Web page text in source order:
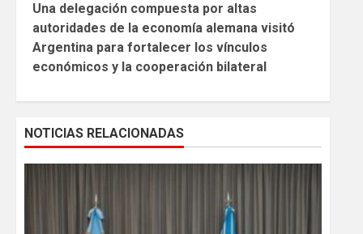
Reading
Una delegación compuesta por altas
autoridades de la economía alemana visitó
Argentina para fortalecer los vínculos
económicos y la cooperación bilateral
NOTICIAS RELACIONADAS